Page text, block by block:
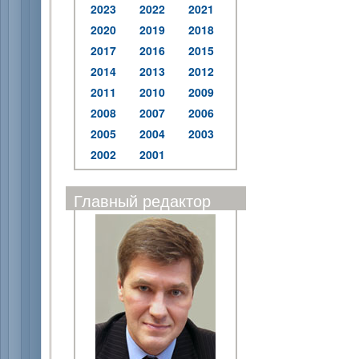
2023
2022
2021
2020
2019
2018
2017
2016
2015
2014
2013
2012
2011
2010
2009
2008
2007
2006
2005
2004
2003
2002
2001
Главный редактор